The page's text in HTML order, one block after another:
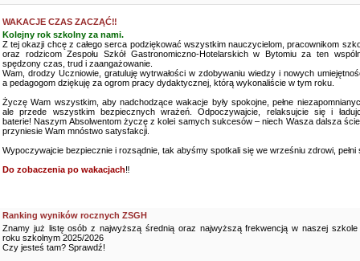
WAKACJE CZAS ZACZĄĆ‼️
Kolejny rok szkolny za nami.
Z tej okazji chcę z całego serca podziękować wszystkim nauczycielom, pracownikom
oraz rodzicom Zespołu Szkół Gastronomiczno-Hotelarskich w Bytomiu za ten
spędzony czas, trud i zaangażowanie.
Wam, drodzy Uczniowie, gratuluję wytrwałości w zdobywaniu wiedzy i nowych
a pedagogom dziękuję za ogrom pracy dydaktycznej, którą wykonaliście w tym roku.
Życzę Wam wszystkim, aby nadchodzące wakacje były spokojne, pełne
ale przede wszystkim bezpiecznych wrażeń. Odpoczywajcie, relaksujcie się i
baterie! Naszym Absolwentom życzę z kolei samych sukcesów – niech Wasza dalsza
przyniesie Wam mnóstwo satysfakcji.
Wypoczywajcie bezpiecznie i rozsądnie, tak abyśmy spotkali się we wrześniu zdrowi, pełni
Do zobaczenia po wakacjach‼️
Ranking wyników rocznych ZSGH
Znamy już listę osób z najwyższą średnią oraz najwyższą frekwencją w naszej szkole
roku szkolnym 2025/2026
Czy jesteś tam? Sprawdź!